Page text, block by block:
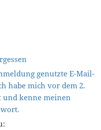
genutzte E-Mail-
habe mich vor dem 2.
und kenne meinen